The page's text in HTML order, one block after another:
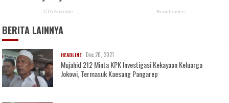
BERITA LAINNYA
HEADLINE Dec 20, 2021
Mujahid 212 Minta KPK Investigasi Kekayaan Keluarga
Jokowi, Termasuk Kaesang Pangarep